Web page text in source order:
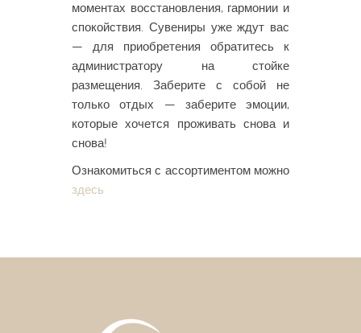
моментах восстановления, гармонии и
спокойствия. Сувениры уже ждут вас
— для приобретения обратитесь к
администратору на стойке
размещения. Заберите с собой не
только отдых — заберите эмоции,
которые хочется проживать снова и
снова!
Ознакомиться с ассортиментом можно
здесь